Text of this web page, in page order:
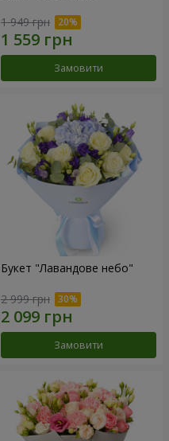
1 949 грн
Замовити
Букет "Лавандове небо"
2 999 грн
Замовити